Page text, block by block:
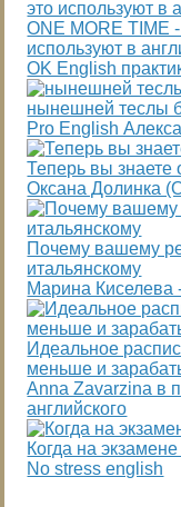
ONE MORE TIME
используют в
OK English
нынешней теслы
Pro English
Теперь вы знаете
Оксана Долинка
Почему вашему
итальянскому
Марина Киселева
Идеальное
меньше и
Anna Zavarzina в
английского
Когда на
No stress english